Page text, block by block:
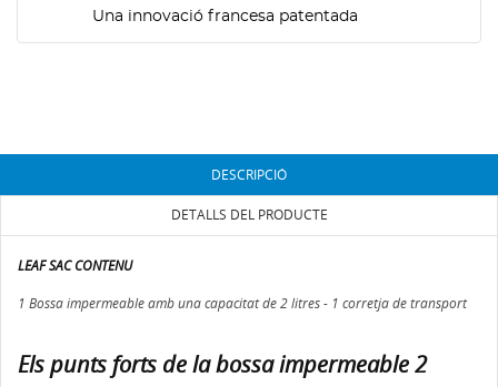
Una innovació francesa patentada
DESCRIPCIÓ
DETALLS DEL PRODUCTE
LEAF SAC CONTENU
1 Bossa impermeable amb una capacitat de 2 litres - 1 corretja de transport
Els punts forts de la bossa impermeable 2